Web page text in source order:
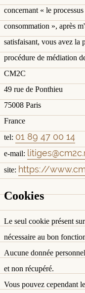
concernant « le
consommation », après
satisfaisant, vous avez la
procédure de médiation
CM2C
49 rue de Ponthieu
75008 Paris
France
tel: 01 89 47 00 14
e-mail:
site: https://
Cookies
Le seul cookie présent
nécessaire au bon
Aucune donnée
et non récupéré.
Vous pouvez cependant